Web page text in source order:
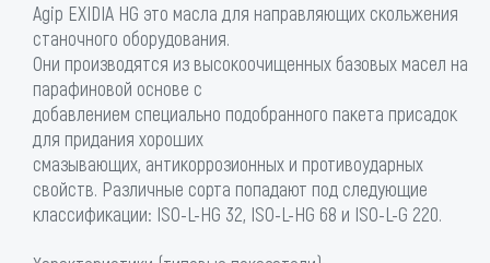
Agip EXIDIA HG это масла для направляющих скольжения
станочного оборудования.
Они производятся из высокоочищенных базовых масел на
парафиновой основе с
добавлением специально подобранного пакета присадок
для придания хороших
смазывающих, антикоррозионных и противоударных
свойств. Различные сорта попадают под следующие
классификации: ISO-L-HG 32, ISO-L-HG 68 и ISO-L-G 220.